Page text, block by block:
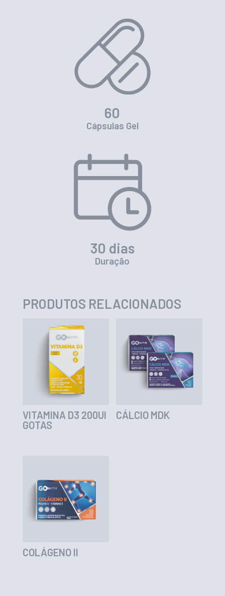
60
Cápsulas Gel
30 dias
Duração
PRODUTOS RELACIONADOS
VITAMINA D3 200UI
GOTAS
CÁLCIO MDK
COLÁGENO II